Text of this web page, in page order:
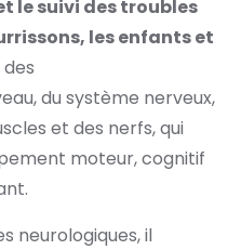
le suivi des troubles
les enfants et
des
du système nerveux,
et des nerfs, qui
moteur, cognitif
neurologiques, il